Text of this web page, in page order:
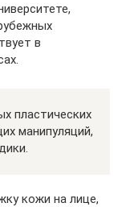
в
пластических
манипуляций,
кожи на лице,